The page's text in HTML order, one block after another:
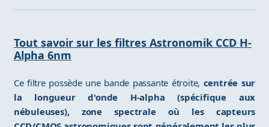
Tout savoir sur les filtres Astronomik CCD H-
Alpha 6nm
Ce filtre possède une bande passante étroite, centrée sur
la longueur d'onde H-alpha (spécifique aux
nébuleuses), zone spectrale où les capteurs